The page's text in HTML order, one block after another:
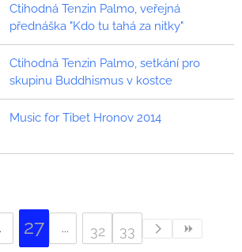
Ctihodná Tenzin Palmo, veřejná
přednáška "Kdo tu tahá za nitky"
Ctihodná Tenzin Palmo, setkání pro
skupinu Buddhismus v kostce
Music for Tibet Hronov 2014
27 32 33